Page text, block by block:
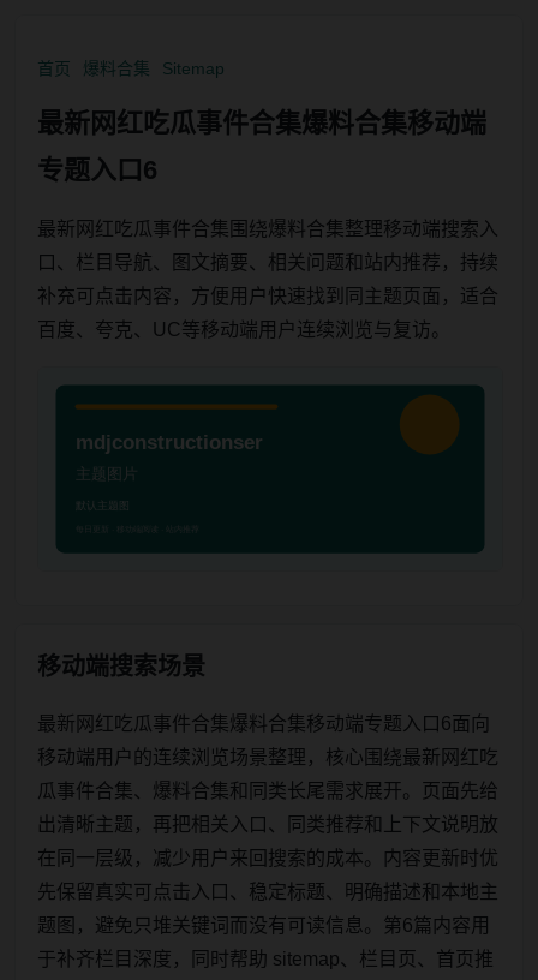
首页 爆料合集 Sitemap
最新网红吃瓜事件合集爆料合集移动端
专题入口6
最新网红吃瓜事件合集围绕爆料合集整理移动端搜索入
口、栏目导航、图文摘要、相关问题和站内推荐，持续
补充可点击内容，方便用户快速找到同主题页面，适合
百度、夸克、UC等移动端用户连续浏览与复访。
移动端搜索场景
最新网红吃瓜事件合集爆料合集移动端专题入口6面向
移动端用户的连续浏览场景整理，核心围绕最新网红吃
瓜事件合集、爆料合集和同类长尾需求展开。页面先给
出清晰主题，再把相关入口、同类推荐和上下文说明放
在同一层级，减少用户来回搜索的成本。内容更新时优
先保留真实可点击入口、稳定标题、明确描述和本地主
题图，避免只堆关键词而没有可读信息。第6篇内容用
于补齐栏目深度，同时帮助 sitemap、栏目页、首页推